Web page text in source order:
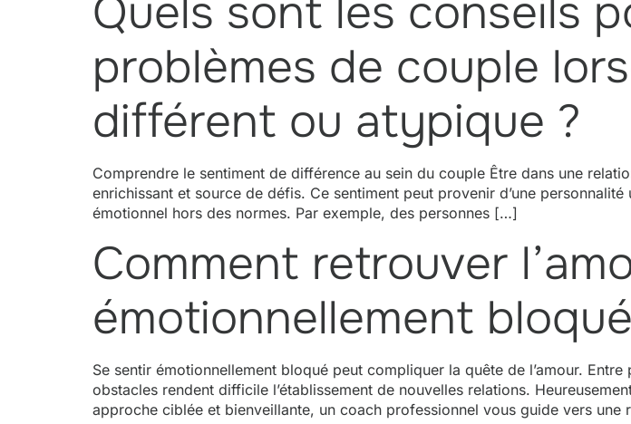
Quels sont les conseils
problèmes de couple
différent ou atypique ?
Comprendre le sentiment de différence au sein du couple Être dans une
enrichissant et source de défis. Ce sentiment peut provenir d’une
émotionnel hors des normes. Par exemple, des personnes […]
Comment retrouver
émotionnellement
Se sentir émotionnellement bloqué peut compliquer la quête de l’amour.
obstacles rendent difficile l’établissement de nouvelles relations.
approche ciblée et bienveillante, un coach professionnel vous guide vers